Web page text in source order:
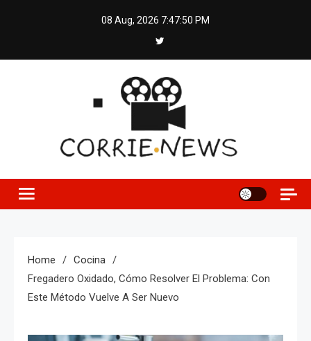
08 Aug, 2026 7:47:51 PM
Home
Cocina
Fregadero Oxidado, Cómo Resolver El Problema: Con
Este Método Vuelve A Ser Nuevo